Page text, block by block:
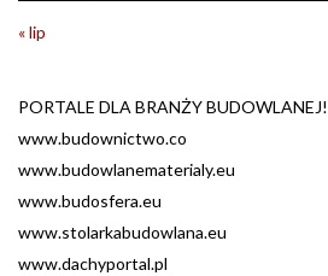
« lip
PORTALE DLA BRANŻY BUDOWLANEJ!
www.budownictwo.co
www.budowlanematerialy.eu
www.budosfera.eu
www.stolarkabudowlana.eu
www.dachyportal.pl